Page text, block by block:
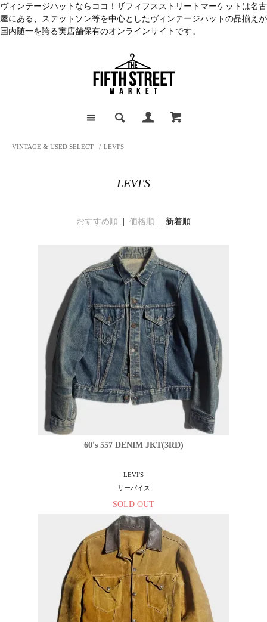
ヴィンテージハットならココ！ザフィフスストリートマーケットは名古
屋にある、ステットソン等を中心としたヴィンテージハットの品揃えが
国内随一を誇る実店舗保有のオンラインサイトです。
VINTAGE & USED SELECT / LEVI'S
LEVI'S
おすすめ順 価格順 | 新着順
60's 557 DENIM JKT(3RD)
LEVI'S
リーバイス
SOLD OUT